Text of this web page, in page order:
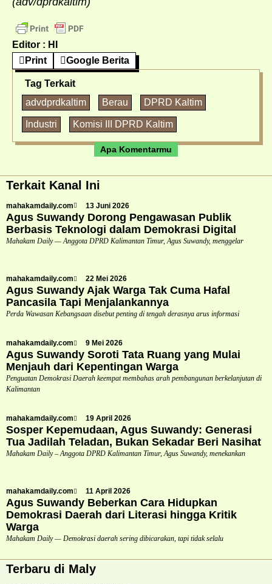
Editor : HI
Print
Google Berita
Tag Terkait
advdprdkaltim
Berau DPRD Kaltim
Industri Komisi III DPRD Kaltim
Apa Komentarmu
Terkait Kanal Ini
mahakamdaily.com 13 Juni 2026
Agus Suwandy Dorong Pengawasan Publik
Berbasis Teknologi dalam Demokrasi Digital
Mahakam Daily — Anggota DPRD Kalimantan Timur, Agus Suwandy, menggelar
mahakamdaily.com 22 Mei 2026
Agus Suwandy Ajak Warga Tak Cuma Hafal
Pancasila Tapi Menjalankannya
Perda Wawasan Kebangsaan disebut penting di tengah derasnya arus informasi
mahakamdaily.com 9 Mei 2026
Agus Suwandy Soroti Tata Ruang yang Mulai
Menjauh dari Kepentingan Warga
Penguatan Demokrasi Daerah keempat membahas arah pembangunan berkelanjutan di
Kalimantan
mahakamdaily.com 19 April 2026
Sosper Kepemudaan, Agus Suwandy: Generasi
Tua Jadilah Teladan, Bukan Sekadar Beri Nasihat
Mahakam Daily – Anggota DPRD Kalimantan Timur, Agus Suwandy, menekankan
mahakamdaily.com 11 April 2026
Agus Suwandy Beberkan Cara Hidupkan
Demokrasi Daerah dari Literasi hingga Kritik
Warga
Mahakam Daily — Demokrasi daerah sering dibicarakan, tapi tidak selalu
Terbaru di Maly